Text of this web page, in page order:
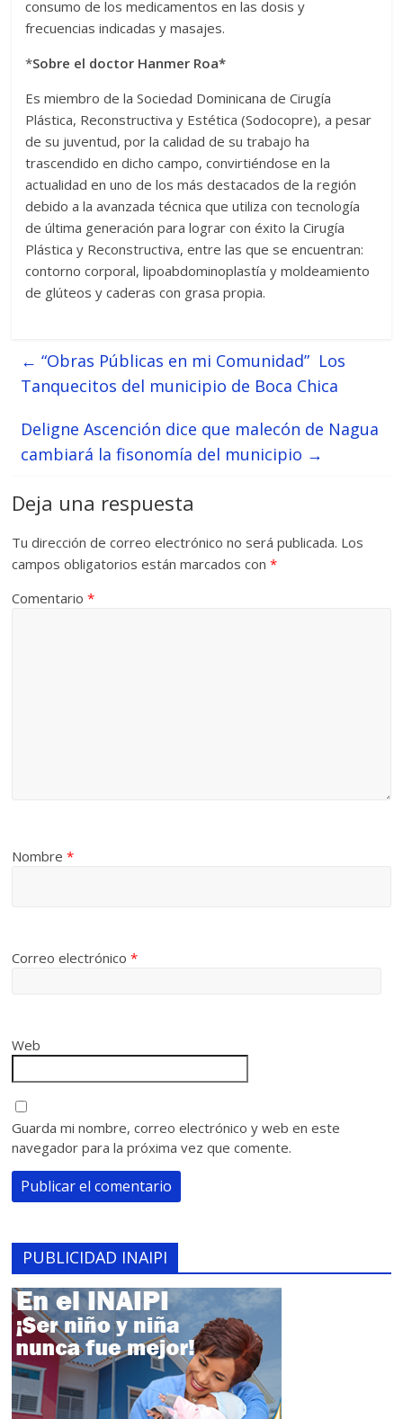
consumo de los medicamentos en las dosis y
frecuencias indicadas y masajes.
*Sobre el doctor Hanmer Roa*
Es miembro de la Sociedad Dominicana de Cirugía
Plástica, Reconstructiva y Estética (Sodocopre), a pesar
de su juventud, por la calidad de su trabajo ha
trascendido en dicho campo, convirtiéndose en la
actualidad en uno de los más destacados de la región
debido a la avanzada técnica que utiliza con tecnología
de última generación para lograr con éxito la Cirugía
Plástica y Reconstructiva, entre las que se encuentran:
contorno corporal, lipoabdominoplastía y moldeamiento
de glúteos y caderas con grasa propia.
← “Obras Públicas en mi Comunidad” Los
Tanquecitos del municipio de Boca Chica
Deligne Ascención dice que malecón de Nagua
cambiará la fisonomía del municipio →
Deja una respuesta
Tu dirección de correo electrónico no será publicada. Los
campos obligatorios están marcados con*
Comentario*
Nombre*
Correo electrónico*
Web
Guarda mi nombre, correo electrónico y web en este
navegador para la próxima vez que comente.
PUBLICIDAD INAIPI